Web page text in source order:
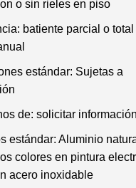
o sin rieles en piso
batiente parcial o total
estándar: Sujetas a
de: solicitar información
estándar: Aluminio
colores en pintura
acero inoxidable